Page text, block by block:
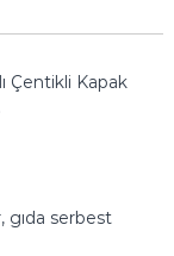
Çentikli Kapak
gıda serbest